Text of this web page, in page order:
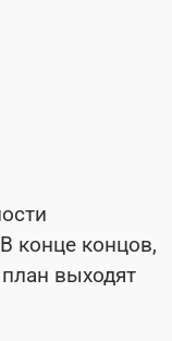
конце концов,
выходят